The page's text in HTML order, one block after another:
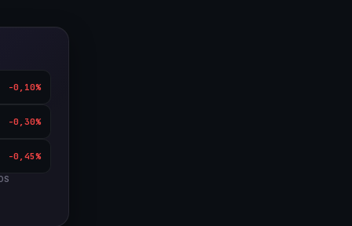
-0,10%
-0,30%
-0,45%